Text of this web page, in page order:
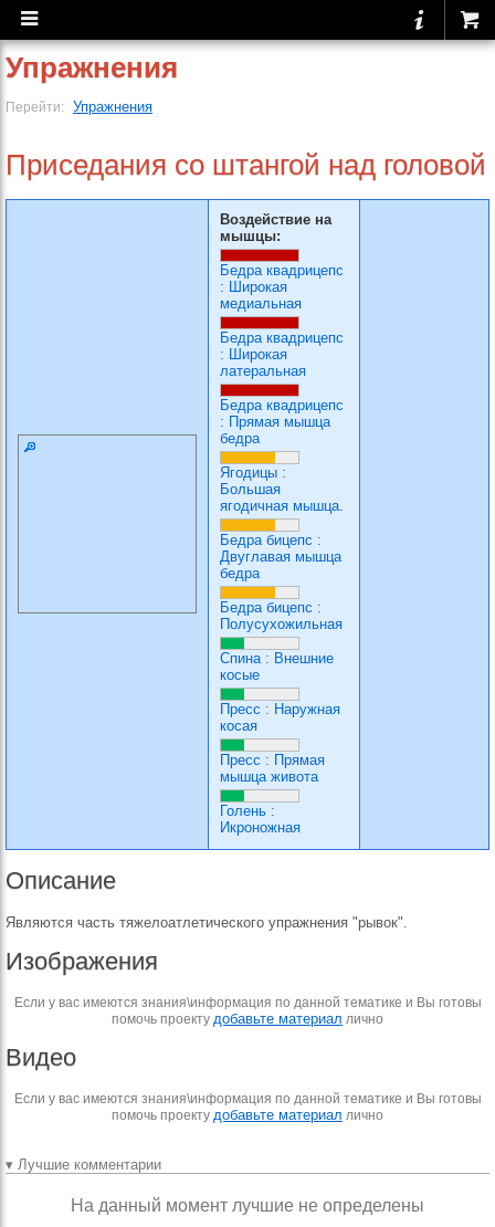
Упражнения
Перейти: Упражнения
Приседания со штангой над головой
Воздействие на
мышцы:
Бедра квадрицепс
: Широкая
медиальная
Бедра квадрицепс
: Широкая
латеральная
Бедра квадрицепс
: Прямая мышца
бедра
Ягодицы :
Большая
ягодичная мышца.
Бедра бицепс :
Двуглавая мышца
бедра
Бедра бицепс :
Полусухожильная
Спина: Внешние
косые
Пресс : Наружная
косая
Пресс : Прямая
мышца живота
Голень :
Икроножная
Описание
Являются часть тяжелоатлетического упражнения "рывок".
Изображения
Если у вас имеются знания\информация по данной тематике и Вы готовы
помочь проекту добавьте материал лично
Видео
Если у вас имеются знания\информация по данной тематике и Вы готовы
помочь проекту добавьте материал лично
▾ Лучшие комментарии
На данный момент лучшие не определены